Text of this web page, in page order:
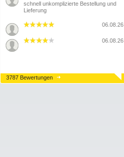
schnell unkomplizierte Bestellung und
Lieferung
06.08.26
06.08.26
3787 Bewertungen